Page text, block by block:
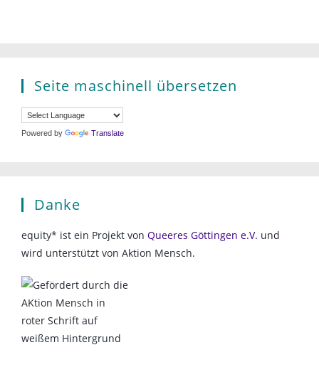
Seite maschinell übersetzen
Powered by Translate
Danke
equity* ist ein Projekt von Queeres Göttingen e.V. und
wird unterstützt von Aktion Mensch.